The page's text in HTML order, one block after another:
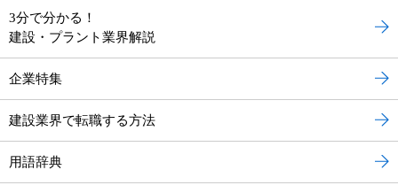
3分で分かる！
建設・プラント業界解説
企業特集
建設業界で転職する方法
用語辞典